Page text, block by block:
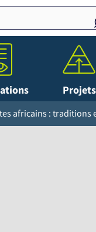
Projets
africains :